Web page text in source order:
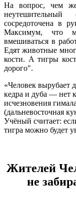
На вопрос, чем
сосредоточена в
Максимум, что
вмешиваться в
Едят животные
кости. А тигры
дорого".
«Человек вырубает
кедра и дуба — нет
исчезновения
(дальневосточная
Учёный считает:
тигра можно будет
Жителей
не